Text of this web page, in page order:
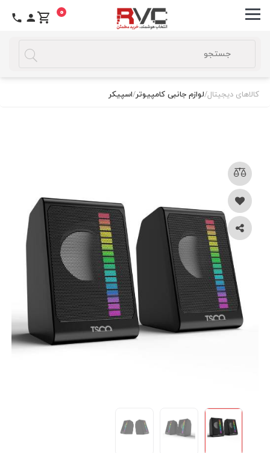
0
کالاهای دیجیتال/لوازم جانبی کامپیوتر/اسپیکر